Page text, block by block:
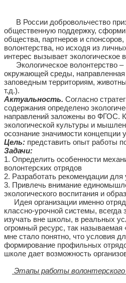
В России добровольчество
общественную поддержку,
общества, партнеров и
волонтерства, но исходя из
интерес вызывает экологическое
Экологическое волонтерство –
окружающей среды,
заповедным территориям,
т.д.).
Актуальность. Согласно
содержания определено
направлений заложены во ФГОС. К
экологической культуры и
осознание значимости концепции
Цель: представить опыт работы
Задачи:
1. Определить особенности
волонтерских отрядов
2. Разработать рекомендации
3. Привлечь внимание
экологического воспитания и
Идея организации именно
классно-урочной системы,
изучать вне школы, в реальных
огромный ресурс, так
мне стало понятно, что условия
формирование профильных
школе дает возможность
Этапы работы